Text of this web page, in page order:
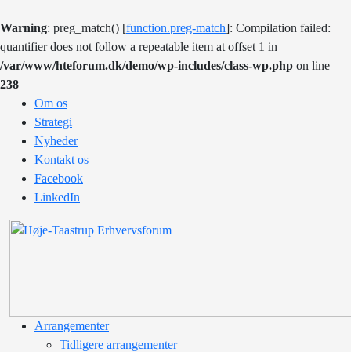
Warning: preg_match() [function.preg-match]: Compilation failed:
quantifier does not follow a repeatable item at offset 1 in
/var/www/hteforum.dk/demo/wp-includes/class-wp.php on line
238
Om os
Strategi
Nyheder
Kontakt os
Facebook
LinkedIn
Arrangementer
Tidligere arrangementer